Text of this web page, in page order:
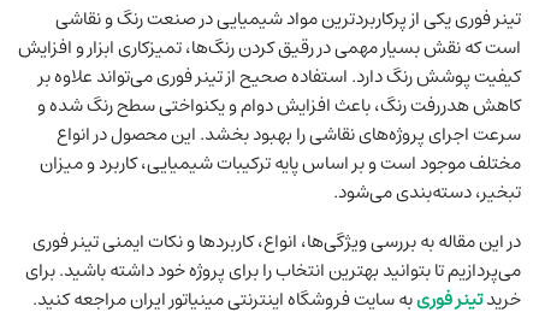
تینر فوری یکی از پرکاربردترین مواد شیمیایی در صنعت رنگ و نقاشی
است که نقش بسیار مهمی در رقیق کردن رنگ‌ها، تمیزکاری ابزار و افزایش
کیفیت پوشش رنگ دارد. استفاده صحیح از تینر فوری می‌تواند علاوه بر
کاهش هدررفت رنگ، باعث افزایش دوام و یکنواختی سطح رنگ شده و
سرعت اجرای پروژه‌های نقاشی را بهبود بخشد. این محصول در انواع
مختلف موجود است و بر اساس پایه ترکیبات شیمیایی، کاربرد و میزان
تبخیر، دسته‌بندی می‌شود.
در این مقاله به بررسی ویژگی‌ها، انواع، کاربردها و نکات ایمنی تینر فوری
می‌پردازیم تا بتوانید بهترین انتخاب را برای پروژه خود داشته باشید. برای
خریدتینر فوریبه سایت فروشگاه اینترنتی مینیاتور ایران مراجعه کنید.